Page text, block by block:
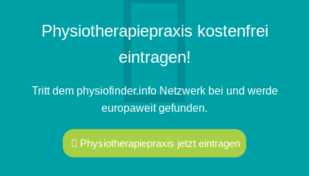
Physiotherapiepraxis kostenfrei
eintragen!
Tritt dem physiofinder.info Netzwerk bei und werde
europaweit gefunden.
Physiotherapiepraxis jetzt eintragen